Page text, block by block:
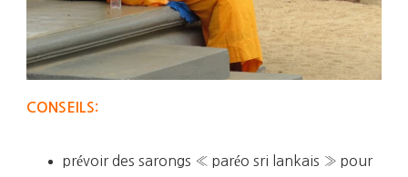
CONSEILS:
prévoir des sarongs « paréo sri lankais » pour